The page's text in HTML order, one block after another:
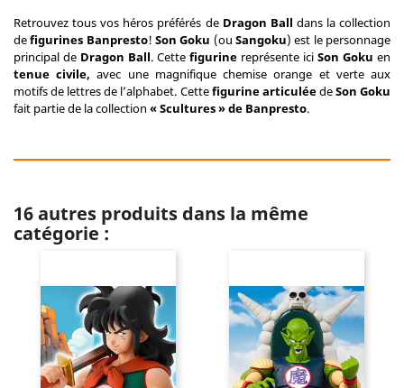
Retrouvez tous vos héros préférés de Dragon Ball dans la collection
defigurines Banpresto!Son Goku (ouSangoku) est le personnage
principal de Dragon Ball. Cette figurine représente ici Son Goku en
tenue civile, avec une magnifique chemise orange et verte aux
motifs de lettres de l’alphabet. Cettefigurine articuléedeSon Goku
fait partie de la collection « Scultures » de Banpresto.
16 autres produits dans la même
catégorie :